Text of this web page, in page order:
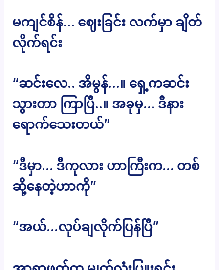
မကျင်စိန်… ဈေးခြင်း လက်မှာ ချိတ်
လိုက်ရင်း
“ဆင်းလေ.. အိမွန်…။ ရှေ့ကဆင်း
သွားတာ ကြာပြီ..။ အခုမှ… ဒီနား
ရောက်သေးတယ်”
“ဒီမှာ… ဒီကုလား ဟာကြီးက… တစ်
ဆို့နေတဲ့ဟာကို”
“အယ်…လုပ်ချလိုက်ပြန်ပြီ”